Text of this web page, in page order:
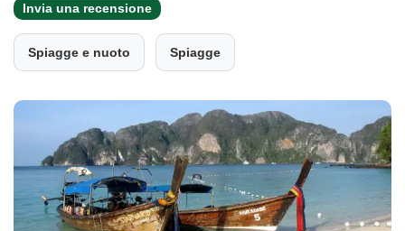
Invia una recensione
Spiagge e nuoto Spiagge